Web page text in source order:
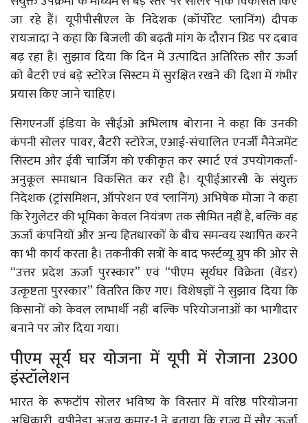
जा रहे हैं। यूपीपीसीएल के निदेशक (कॉर्पोरेट प्लानिंग) दीपक
रायजादा ने कहा कि बिजली की बढ़ती मांग के दौरान ग्रिड पर दबाव
बढ़ रहा है। सुझाव दिया कि दिन में उत्पादित अतिरिक्त सौर ऊर्जा
को बैटरी एवं बड़े स्टोरेज सिस्टम में सुरक्षित रखने की दिशा में गंभीर
प्रयास किए जाने चाहिए।
सिगएनर्जी इंडिया के सीईओ अभिलाष बोराना ने कहा कि उनकी
कंपनी सोलर पावर, बैटरी स्टोरेज, एआई-संचालित एनर्जी मैनेजमेंट
सिस्टम और ईवी चार्जिंग को एकीकृत कर स्मार्ट एवं उपयोगकर्ता-
अनुकूल समाधान विकसित कर रही है। यूपीईआरसी के संयुक्त
निदेशक (ट्रांसमिशन, ऑपरेशन एवं प्लानिंग) अभिषेक मोजा ने कहा
कि रेगुलेटर की भूमिका केवल नियंत्रण तक सीमित नहीं है, बल्कि वह
ऊर्जा कंपनियों और अन्य हितधारकों के बीच समन्वय स्थापित करने
का भी कार्य करता है। तकनीकी सत्रों के बाद फर्स्टव्यू ग्रुप की ओर से
“उत्तर प्रदेश ऊर्जा पुरस्कार” एवं “पीएम सूर्यघर विक्रेता (वेंडर)
उत्कृष्टता पुरस्कार” वितरित किए गए। विशेषज्ञों ने सुझाव दिया कि
किसानों को केवल लाभार्थी नहीं बल्कि परियोजनाओं का भागीदार
बनाने पर जोर दिया गया।
पीएम सूर्य घर योजना में यूपी में रोजाना 2300
इंस्टॉलेशन
भारत के रूफटॉप सोलर भविष्य के विस्तार में वरिष्ठ परियोजना